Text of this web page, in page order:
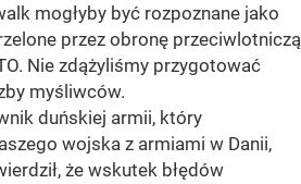
mogłyby być rozpoznane jako
przez obronę przeciwlotniczą
Nie zdążyliśmy przygotować
myśliwców.
duńskiej armii, który
wojska z armiami w Danii,
że wskutek błędów